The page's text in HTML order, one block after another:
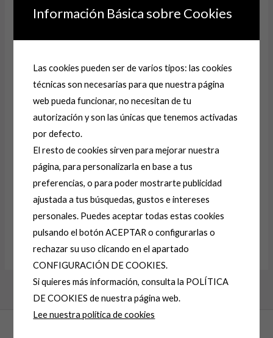
electrónico*
Guarda mi nombre, correo electrónico y web en este
navegador para la próxima vez que comente.
Alternative:
Información Básica sobre Cookies
Las cookies pueden ser de varios tipos: las cookies
técnicas son necesarias para que nuestra página
web pueda funcionar, no necesitan de tu
autorización y son las únicas que tenemos activadas
por defecto.
El resto de cookies sirven para mejorar nuestra
página, para personalizarla en base a tus
preferencias, o para poder mostrarte publicidad
ajustada a tus búsquedas, gustos e intereses
personales. Puedes aceptar todas estas cookies
pulsando el botón ACEPTAR o configurarlas o
rechazar su uso clicando en el apartado
CONFIGURACIÓN DE COOKIES.
Si quieres más información, consulta la POLÍTICA
DE COOKIES de nuestra página web.
Lee nuestra política de cookies